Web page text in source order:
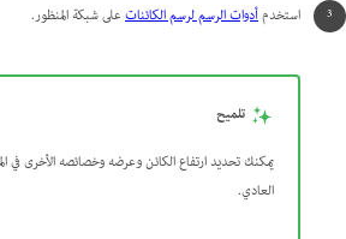
استخدمأدوات الرسم لرسم الكائناتعلى شبكة المنظور.
تلميح
يمكنك تحديد ارتفاع الكائن وعرضه وخصائصه الأخرى في
العادي.